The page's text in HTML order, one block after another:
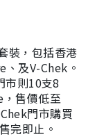
裝，包括香港
及V-Chek。
市則10支8
售價低至
門市購買
完即止。